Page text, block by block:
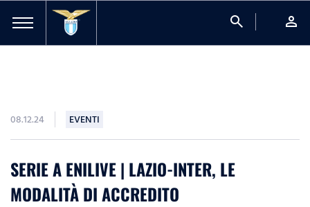
search person
08.12.24 EVENTI
SERIE A ENILIVE | LAZIO-INTER, LE
MODALITÀ DI ACCREDITO